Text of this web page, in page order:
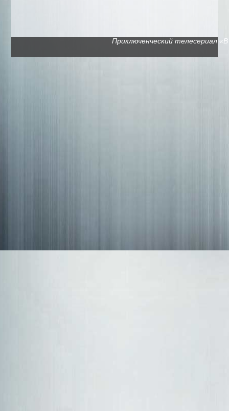
Приключенческий телесериал